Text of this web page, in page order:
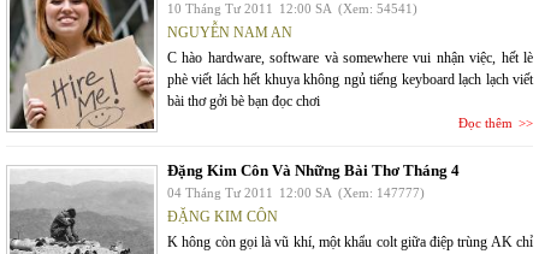
10 Tháng Tư 2011 12:00 SA (Xem: 54541)
NGUYỄN NAM AN
C hào hardware, software và somewhere vui nhận việc, hết lè
phè viết lách hết khuya không ngủ tiếng keyboard lạch lạch viết
bài thơ gởi bè bạn đọc chơi
Đọc thêm
Đặng Kim Côn Và Những Bài Thơ Tháng 4
04 Tháng Tư 2011 12:00 SA (Xem: 147777)
ĐẶNG KIM CÔN
K hông còn gọi là vũ khí, một khẩu colt giữa điệp trùng AK chỉ